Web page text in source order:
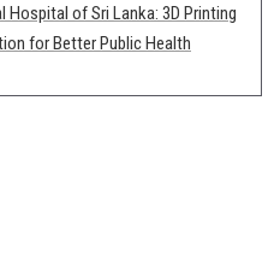
Hospital of Sri Lanka: 3D Printing
for Better Public Health